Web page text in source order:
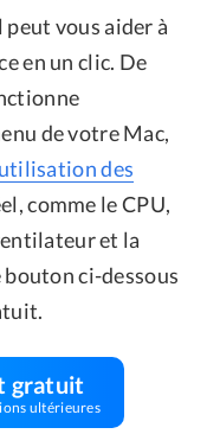
vous aider à
en un clic. De
de votre Mac,
des
comme le CPU,
et la
ci-dessous
gratuit
ultérieures